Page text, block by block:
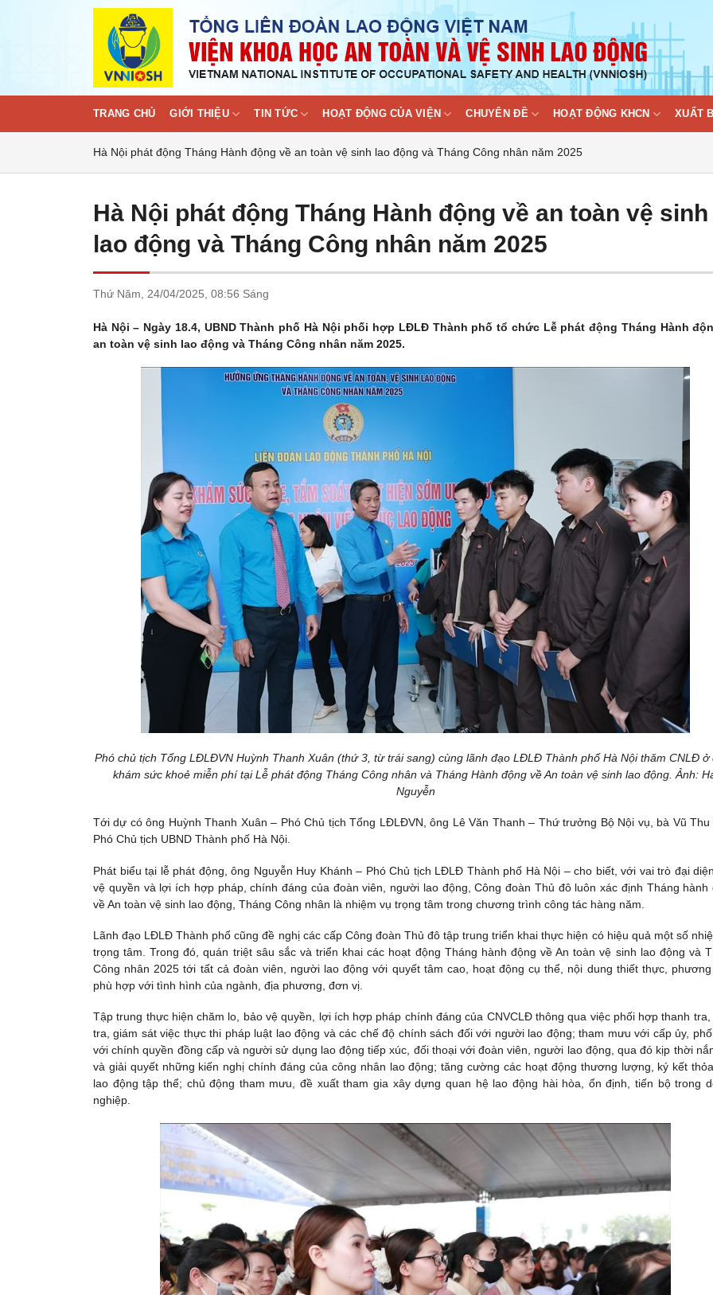
TRANG CHỦ GIỚI THIỆU TIN TỨC HOẠT ĐỘNG CỦA VIỆN CHUYÊN ĐỀ HOẠT ĐỘNG KHCN XUẤT
Hà Nội phát động Tháng Hành động về an toàn vệ sinh lao động và Tháng Công nhân năm 2025
Hà Nội phát động Tháng Hành động về an toàn vệ sinh
lao động và Tháng Công nhân năm 2025
Thứ Năm, 24/04/2025, 08:56 Sáng
Hà Nội – Ngày 18.4, UBND Thành phố Hà Nội phối hợp LĐLĐ Thành phố tổ chức Lễ phát động Tháng Hành
an toàn vệ sinh lao động và Tháng Công nhân năm 2025.
Phó chủ tịch Tổng LĐLĐVN Huỳnh Thanh Xuân (thứ 3, từ trái sang) cùng lãnh đạo LĐLĐ Thành phố Hà Nội thăm CNLĐ ở
khám sức khoẻ miễn phí tại Lễ phát động Tháng Công nhân và Tháng Hành động về An toàn vệ sinh lao động. Ảnh:
Nguyễn
Tới dự có ông Huỳnh Thanh Xuân – Phó Chủ tịch Tổng LĐLĐVN, ông Lê Văn Thanh – Thứ trưởng Bộ Nội vụ, bà Vũ Thu
Phó Chủ tịch UBND Thành phố Hà Nội.
Phát biểu tại lễ phát động, ông Nguyễn Huy Khánh – Phó Chủ tịch LĐLĐ Thành phố Hà Nội – cho biết, với vai trò đại
vệ quyền và lợi ích hợp pháp, chính đáng của đoàn viên, người lao động, Công đoàn Thủ đô luôn xác định Tháng hành
về An toàn vệ sinh lao động, Tháng Công nhân là nhiệm vụ trọng tâm trong chương trình công tác hàng năm.
Lãnh đạo LĐLĐ Thành phố cũng đề nghị các cấp Công đoàn Thủ đô tập trung triển khai thực hiện có hiệu quả một số
trọng tâm. Trong đó, quán triệt sâu sắc và triển khai các hoạt động Tháng hành động về An toàn vệ sinh lao động và
Công nhân 2025 tới tất cả đoàn viên, người lao động với quyết tâm cao, hoạt động cụ thể, nội dung thiết thực,
phù hợp với tình hình của ngành, địa phương, đơn vị.
Tập trung thực hiện chăm lo, bảo vệ quyền, lợi ích hợp pháp chính đáng của CNVCLĐ thông qua việc phối hợp thanh tra,
tra, giám sát việc thực thi pháp luật lao động và các chế độ chính sách đối với người lao động; tham mưu với cấp ủy,
với chính quyền đồng cấp và người sử dụng lao động tiếp xúc, đối thoại với đoàn viên, người lao động, qua đó kịp thời
và giải quyết những kiến nghị chính đáng của công nhân lao động; tăng cường các hoạt động thương lượng, ký kết
lao động tập thể; chủ động tham mưu, đề xuất tham gia xây dựng quan hệ lao động hài hòa, ổn định, tiến bộ trong
nghiệp.